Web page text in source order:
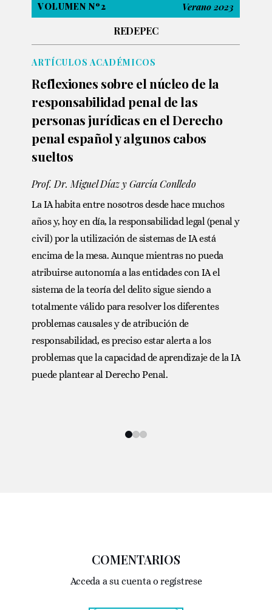
VOLUMEN Nº2 Verano 2023
REDEPEC
ARTÍCULOS ACADÉMICOS
Reflexiones sobre el núcleo de la
responsabilidad penal de las
personas jurídicas en el Derecho
penal español y algunos cabos
sueltos
Prof. Dr. Miguel Díaz y García Conlledo
La IA habita entre nosotros desde hace muchos
años y, hoy en día, la responsabilidad legal (penal y
civil) por la utilización de sistemas de IA está
encima de la mesa. Aunque mientras no pueda
atribuirse autonomía a las entidades con IA el
sistema de la teoría del delito sigue siendo a
totalmente válido para resolver los diferentes
problemas causales y de atribución de
responsabilidad, es preciso estar alerta a los
problemas que la capacidad de aprendizaje de la IA
puede plantear al Derecho Penal.
COMENTARIOS
Acceda a su cuenta o regístrese